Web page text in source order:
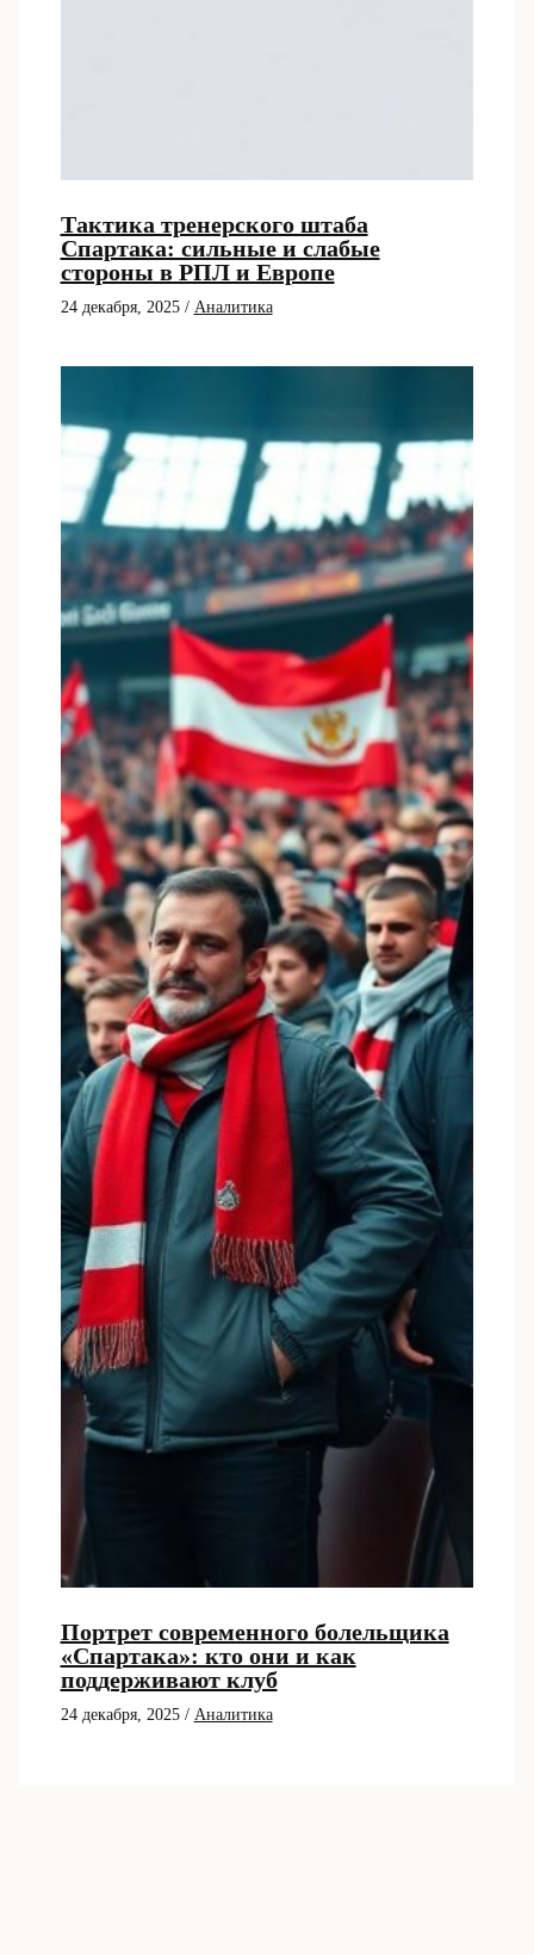
Тактика тренерского штаба
Спартака: сильные и слабые
стороны в РПЛ и Европе
24 декабря, 2025 / Аналитика
Портрет современного болельщика
«Спартака»: кто они и как
поддерживают клуб
24 декабря, 2025 / Аналитика